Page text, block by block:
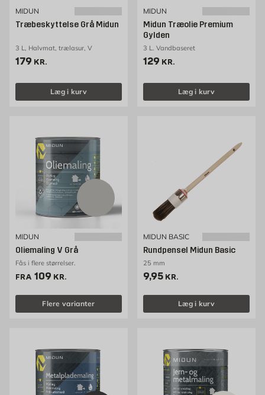
MIDUN
Træbeskyttelse Grå Midun
3 L, Halvmat, trælasur, V
Pris 179 kr. /stk
179 KR.
Læg i kurv
MIDUN
Midun Træolie Premium
Gylden
3 L. Vandbaseret
Pris 129 kr. /stk
129 KR.
Læg i kurv
MIDUN
Oliemaling V Grå
Fås i flere størrelser.
FRA Pris 109 kr. /stk
109 KR.
Flere varianter
MIDUN BASIC
Rundpensel Midun Basic
25 mm
Pris 9.95 kr. /stk
9,95 KR.
Læg i kurv